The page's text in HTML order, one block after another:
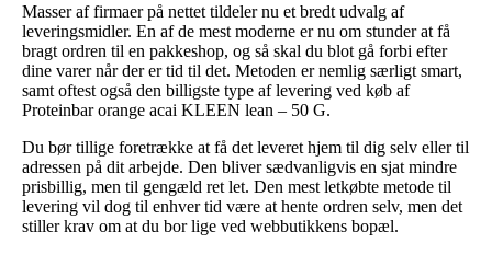
Masser af firmaer på nettet tildeler nu et bredt udvalg af
leveringsmidler. En af de mest moderne er nu om stunder at få
bragt ordren til en pakkeshop, og så skal du blot gå forbi efter
dine varer når der er tid til det. Metoden er nemlig særligt smart,
samt oftest også den billigste type af levering ved køb af
Proteinbar orange acai KLEEN lean – 50 G.
Du bør tillige foretrække at få det leveret hjem til dig selv eller til
adressen på dit arbejde. Den bliver sædvanligvis en sjat mindre
prisbillig, men til gengæld ret let. Den mest letkøbte metode til
levering vil dog til enhver tid være at hente ordren selv, men det
stiller krav om at du bor lige ved webbutikkens bopæl.